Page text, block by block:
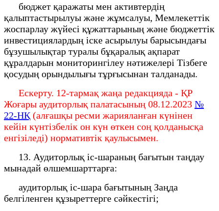
бюджет қаражаты мен активтердің
қалыптастырылуы және жұмсалуы, Мемлекеттік
жоспарлау жүйесі құжаттарының және бюджеттік
инвестициялардың іске асырылуы барысындағы
бұзушылықтар туралы бұқаралық ақпарат
құралдарын мониторингілеу нәтижелері Тізбеге
қосудың орындылығы тұрғысынан талданады.
Ескерту. 12-тармақ жаңа редакцияда - ҚР
Жоғары аудиторлық палатасының 08.12.2023 №
22-НҚ (алғашқы ресми жарияланған күнінен
кейін күнтізбелік он күн өткен соң қолданысқа
енгізіледі) нормативтік қаулысымен.
13. Аудиторлық іс-шараның бағытын таңдау
мынадай өлшемшарттарға:
аудиторлық іс-шара бағытының Заңда
белгіленген құзыреттерге сәйкестігі;